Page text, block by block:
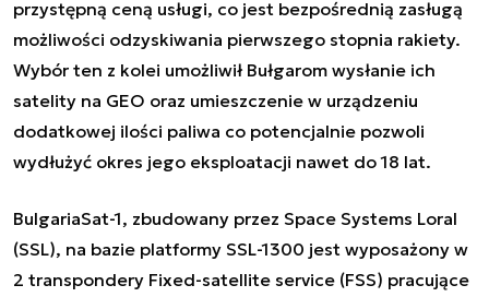
przystępną ceną usługi, co jest bezpośrednią zasługą
możliwości odzyskiwania pierwszego stopnia rakiety.
Wybór ten z kolei umożliwił Bułgarom wysłanie ich
satelity na GEO oraz umieszczenie w urządzeniu
dodatkowej ilości paliwa co potencjalnie pozwoli
wydłużyć okres jego eksploatacji nawet do 18 lat.
BulgariaSat-1, zbudowany przez Space Systems Loral
(SSL), na bazie platformy SSL-1300 jest wyposażony w
2 transpondery Fixed-satellite service (FSS) pracujące